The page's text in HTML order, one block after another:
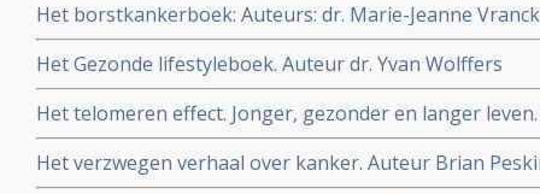
Het borstkankerboek: Auteurs: dr. Marie-Jeanne
Oldenburg, Julia van Bohemen
Het Gezonde lifestyleboek. Auteur dr. Yvan Wolffers
Het telomeren effect. Jonger, gezonder en langer
en Elissa Epel
Het verzwegen verhaal over kanker. Auteur Brian